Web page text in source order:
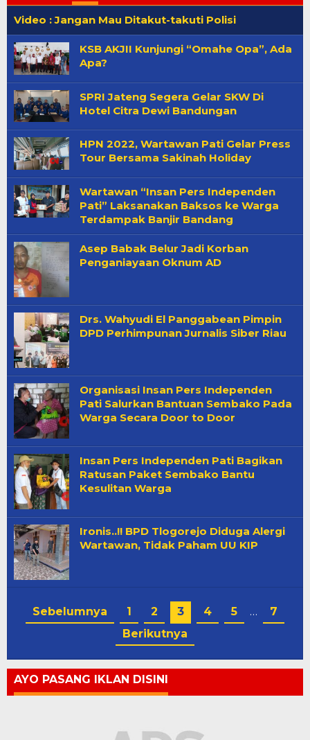
Video : Jangan Mau Ditakut-takuti Polisi
KSB AKJII Kunjungi “Omahe Opa”, Ada
Apa?
SPRI Jateng Segera Gelar SKW Di
Hotel Citra Dewi Bandungan
HPN 2022, Wartawan Pati Gelar Press
Tour Bersama Sakinah Holiday
Wartawan “Insan Pers Independen
Pati” Laksanakan Baksos ke Warga
Terdampak Banjir Bandang
Asep Babak Belur Jadi Korban
Penganiayaan Oknum AD
Drs. Wahyudi El Panggabean Pimpin
DPD Perhimpunan Jurnalis Siber Riau
Organisasi Insan Pers Independen
Pati Salurkan Bantuan Sembako Pada
Warga Secara Door to Door
Insan Pers Independen Pati Bagikan
Ratusan Paket Sembako Bantu
Kesulitan Warga
Ironis..!! BPD Tlogorejo Diduga Alergi
Wartawan, Tidak Paham UU KIP
Sebelumnya 1 2 3 4 5 …
7
Berikutnya
AYO PASANG IKLAN DISINI